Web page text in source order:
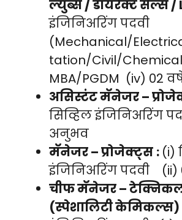
ल्युब्स / डायरेक्ट सेल्स /
इंजिनिअरिंग पदवी
(Mechanical/
tation/Civil/
MBA/PGDM (iv) 02
असिस्टंट मॅनेजर –
सिव्हिल इंजिनिअरिंग
अनुभव
मॅनेजर – प्रोजेक्ट्स : (i)
इंजिनिअरिंग पदवी (ii)
चीफ मॅनेजर – टेक्निकल
(स्पेशालिटी केमिकल्स)